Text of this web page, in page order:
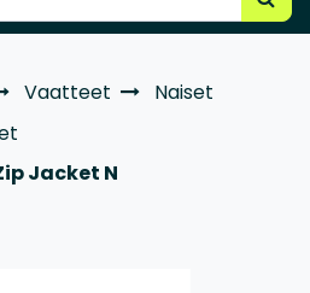
Vaatteet
Naiset
Jacket N